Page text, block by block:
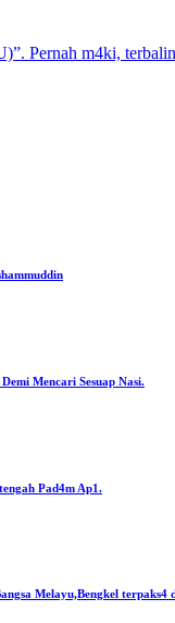
Pernah m4ki,
Mencari Sesuap Nasi.
Pad4m Ap1.
Melayu,Bengkel terpaks4